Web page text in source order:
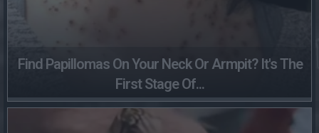
Find Papillomas On Your Neck Or Armpit? It's The
First Stage Of...